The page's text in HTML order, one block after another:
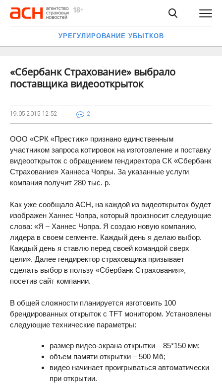
УРЕГУЛИРОВАНИЕ УБЫТКОВ
«Сбербанк Страхование» выбрало
поставщика видеооткрыток
19.05.2015 12:52 2
ООО «СРК «Престиж» признано единственным
участником запроса котировок на изготовление и поставку
видеооткрыток с обращением гендиректора СК «Сбербанк
Страхование» Ханнеса Чопры. За указанные услуги
компания получит 280 тыс. р.
Как уже сообщало АСН, на каждой из видеоткрыток будет
изображен Ханнес Чопра, который произносит следующие
слова: «Я – Ханнес Чопра. Я создаю новую компанию,
лидера в своем сегменте. Каждый день я делаю выбор.
Каждый день я ставлю перед своей командой сверх
цели». Далее гендиректор страховщика призывает
сделать выбор в пользу «Сбербанк Страхования»,
посетив сайт компании.
В общей сложности планируется изготовить 100
брендированных открыток с TFT монитором. Установлены
следующие технические параметры:
размер видео-экрана открытки – 85*150 мм;
объем памяти открытки – 500 Мб;
видео начинает проигрываться автоматически
при открытии.